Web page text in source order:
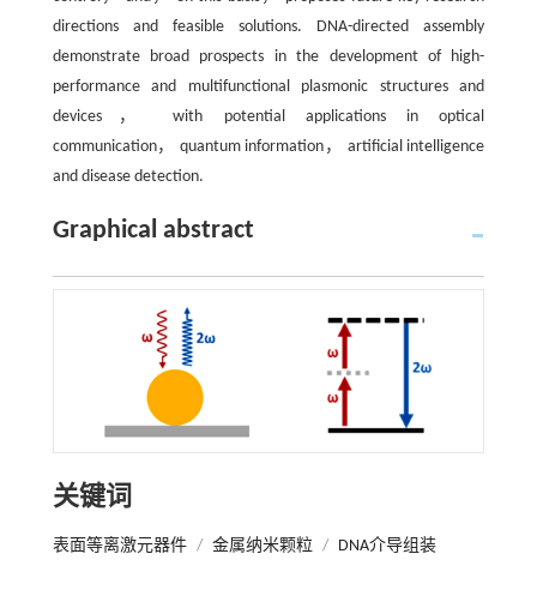
directions and feasible solutions. DNA-directed assembly
demonstrate broad prospects in the development of high-
performance and multifunctional plasmonic structures and
devices， with potential applications in optical
communication， quantum information， artificial intelligence
and disease detection.
Graphical abstract
关键词
表面等离激元器件 / 金属纳米颗粒 / DNA介导组装